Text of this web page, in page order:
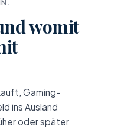
womit
Gaming-
ins Ausland
oder später